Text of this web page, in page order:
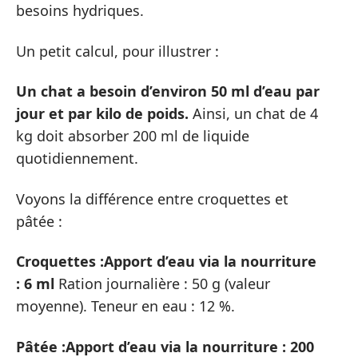
besoins hydriques.
Un petit calcul, pour illustrer :
Un chat a besoin d’environ 50 ml d’eau par
jour et par kilo de poids. Ainsi, un chat de 4
kg doit absorber 200 ml de liquide
quotidiennement.
Voyons la différence entre croquettes et
pâtée :
Croquettes :Apport d’eau via la nourriture
: 6 ml Ration journalière : 50 g (valeur
moyenne). Teneur en eau : 12 %.
Pâtée :Apport d’eau via la nourriture : 200